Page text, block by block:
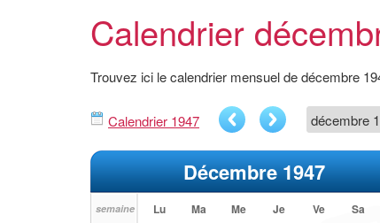
Calendrier
Trouvez ici le calendrier mensuel de décembre
Calendrier 1947
Décembre 1947
semaine Lu Ma Me Je Ve Sa